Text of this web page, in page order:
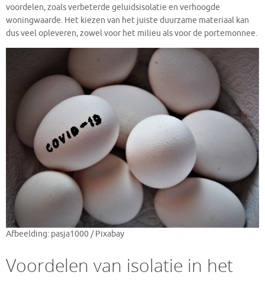
voordelen, zoals verbeterde geluidsisolatie en verhoogde
woningwaarde. Het kiezen van het juiste duurzame materiaal kan
dus veel opleveren, zowel voor het milieu als voor de portemonnee.
Afbeelding: pasja1000 / Pixabay
Voordelen van isolatie in het